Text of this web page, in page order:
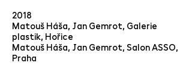
2018
Matouš Háša, Jan Gemrot, Galerie
plastik, Hořice
Matouš Háša, Jan Gemrot, Salon ASSO,
Praha